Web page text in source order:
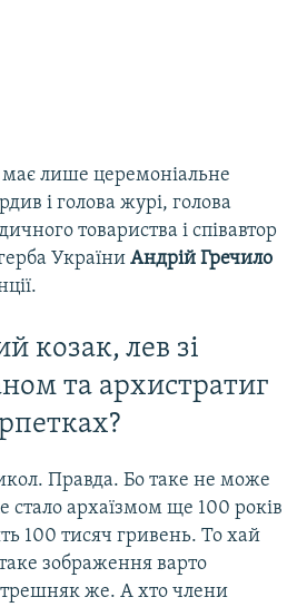
лише церемоніальне
і голова журі, голова
товариства і співавтор
України Андрій Гречило
козак, лев зі
та архистратиг
Правда. Бо таке не може
стало архаїзмом ще 100 років
100 тисяч гривень. То хай
зображення варто
же. А хто члени